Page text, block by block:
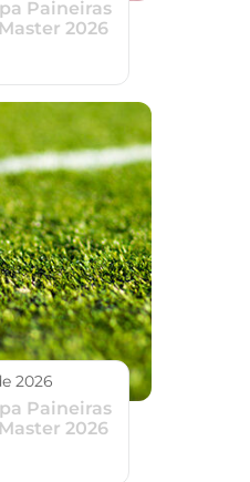
Paineiras
2026
2026
Paineiras
2026